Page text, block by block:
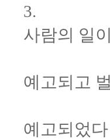
3.
사람의 일
예고되고
예고되었